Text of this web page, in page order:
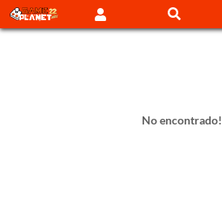
No encontrado!